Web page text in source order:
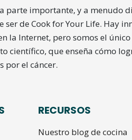
parte importante, y a menudo
ser de Cook for Your Life. Hay
la Internet, pero somos el
científico, que enseña cómo
por el cáncer.
RECURSOS
Nuestro blog de cocina